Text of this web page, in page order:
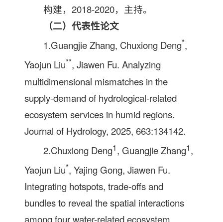
构建，2018-2020，主持。
（二）代表性论文
1.Guangjie Zhang, Chuxiong Deng*,
Yaojun Liu**, Jiawen Fu. Analyzing
multidimensional mismatches in the
supply-demand of hydrological-related
ecosystem services in humid regions.
Journal of Hydrology, 2025, 663:134142.
2.Chuxiong Deng1, Guangjie Zhang1,
Yaojun Liu*, Yajing Gong, Jiawen Fu.
Integrating hotspots, trade-offs and
bundles to reveal the spatial interactions
among four water-related ecosystem